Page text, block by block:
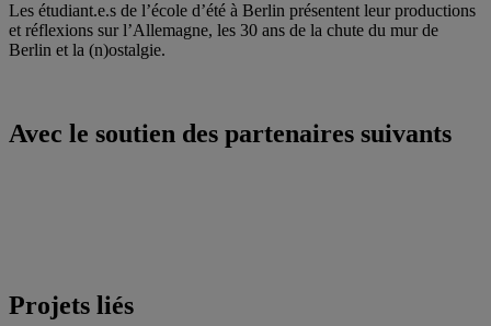
Les étudiant.e.s de l’école d’été à Berlin présentent leur productions
et réflexions sur l’Allemagne, les 30 ans de la chute du mur de
Berlin et la (n)ostalgie.
Avec le soutien des partenaires suivants
Projets liés